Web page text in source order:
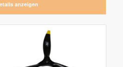
anzeigen